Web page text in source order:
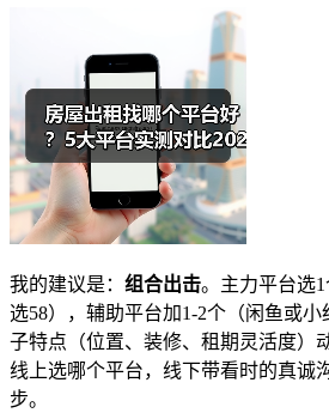
我的建议是： 组合出击。主力平台选
选58），辅助平台加1-2个（闲鱼或
子特点（位置、装修、租期灵活度）
线上选哪个平台，线下带看时的真诚
步。